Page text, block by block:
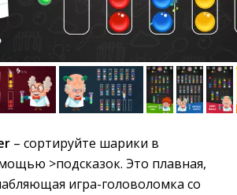
– сортируйте шарики в
>подсказок. Это плавная,
игра-головоломка со